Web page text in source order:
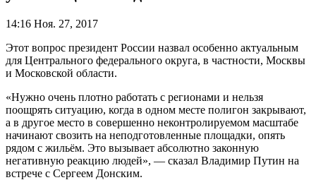
14:16 Ноя. 27, 2017
Этот вопрос президент России назвал особенно актуальным
для Центрального федерального округа, в частности, Москвы
и Московской области.
«Нужно очень плотно работать с регионами и нельзя
поощрять ситуацию, когда в одном месте полигон закрывают,
а в другое место в совершенно неконтролируемом масштабе
начинают свозить на неподготовленные площадки, опять
рядом с жильём. Это вызывает абсолютно законную
негативную реакцию людей», — сказал Владимир Путин на
встрече с Сергеем Донским.